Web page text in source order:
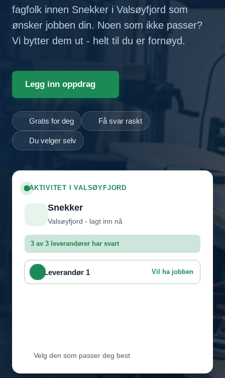
fagfolk innen Snekker i Valsøyfjord som
ønsker jobben din. Noen som ikke passer?
Vi bytter dem ut - helt til du er fornøyd.
Legg inn oppdrag
Gratis for deg Få svar raskt
Du velger selv
AKTIVITET I VALSØYFJORD
Snekker
Valsøyfjord - lagt inn nå
3 av 3 leverandører har svart
Leverandør 1 Vil ha jobben
Velg den som passer deg best